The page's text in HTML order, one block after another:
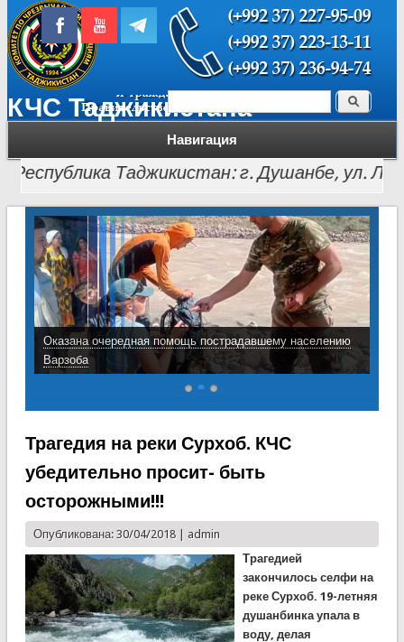
КЧС Таджикистана
Навигация
Форма поиска Поиск
Таджикистан: г. Душанбе, ул.
Оказана очередная помощь пострадавшему населению
Варзоба
Трагедия на реки Сурхоб. КЧС
убедительно просит- быть
осторожными!!!
Опубликована: 30/04/2018 | admin
Трагедией
закончилось селфи на
реке Сурхоб. 19-летняя
душанбинка упала в
воду, делая